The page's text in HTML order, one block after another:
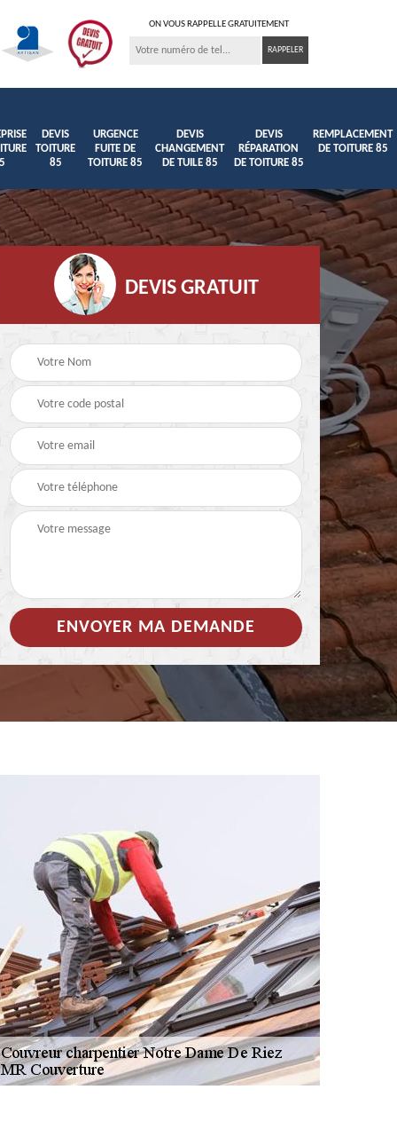
ON VOUS RAPPELLE GRATUITEMENT
DEVIS
TOITURE
85
URGENCE
FUITE DE
TOITURE 85
DEVIS
CHANGEMENT
DE TUILE 85
DEVIS
RÉPARATION
DE TOITURE 85
REMPLACEMENT
DE TOITURE 85
Hydrofuge coloré pour
toiture 85
Démoussage
nettoyage de tuile 85
DEVIS GRATUIT